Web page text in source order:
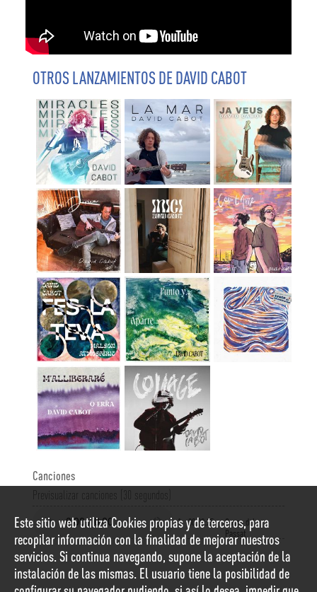
OTROS LANZAMIENTOS DE DAVID CABOT
Canciones
Previsualizar canciones (30 segundos)
1 00:03:25
Coses del
Passat
Este sitio web utiliza Cookies propias y de terceros, para
recopilar información con la finalidad de mejorar nuestros
servicios. Si continua navegando, supone la aceptación de la
instalación de las mismas. El usuario tiene la posibilidad de